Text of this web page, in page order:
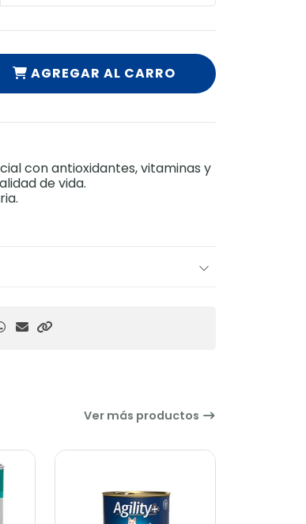
AGREGAR AL CARRO
con antioxidantes, vitaminas y
de vida.
Ver más productos